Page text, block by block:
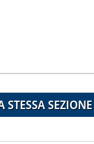
STESSA SEZIONE